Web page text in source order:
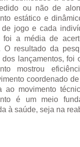
ou não de
estático e
de jogo e cada
foi a média de
O resultado da
dos lançamentos, foi
mostrou
coordenado
ao movimento
é um meio
à saúde, seja na